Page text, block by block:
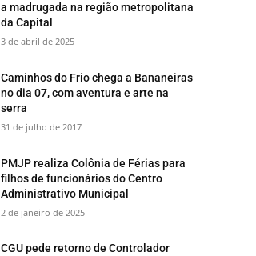
a madrugada na região metropolitana
da Capital
3 de abril de 2025
​Caminhos do Frio chega a Bananeiras
no dia 07, com aventura e arte na
serra
31 de julho de 2017
PMJP realiza Colônia de Férias para
filhos de funcionários do Centro
Administrativo Municipal
2 de janeiro de 2025
CGU pede retorno de Controlador